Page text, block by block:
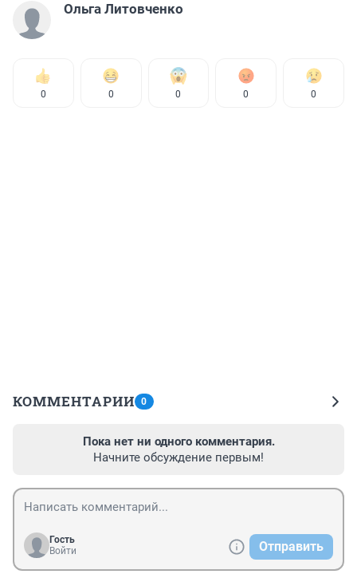
Ольга Литовченко
0 0 0 0 0
КОММЕНТАРИИ 0
Пока нет ни одного комментария.
Начните обсуждение первым!
Гость
Войти
Отправить